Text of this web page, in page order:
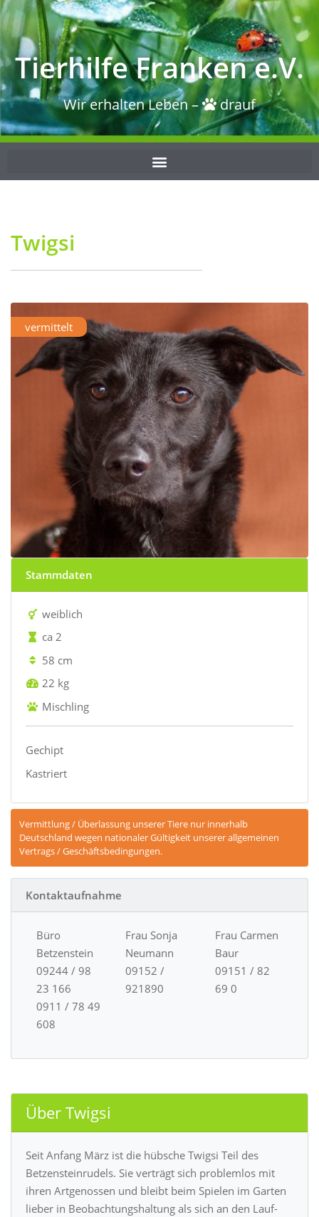
Tierhilfe Franken e.V.
Wir erhalten Leben – drauf
Twigsi
vermittelt
Stammdaten
weiblich
ca 2
58 cm
22 kg
Mischling
Gechipt
Kastriert
Vermittlung / Überlassung unserer Tiere nur innerhalb
Deutschland wegen nationaler Gültigkeit unserer allgemeinen
Vertrags / Geschäftsbedingungen.
Kontaktaufnahme
Büro
Betzenstein
09244 / 98
23 166
0911 / 78 49
608
Frau Sonja
Neumann
09152 /
921890
Frau Carmen
Baur
09151 / 82
69 0
Über Twigsi
Seit Anfang März ist die hübsche Twigsi Teil des
Betzensteinrudels. Sie verträgt sich problemlos mit
ihren Artgenossen und bleibt beim Spielen im Garten
lieber in Beobachtungshaltung als sich an den Lauf-